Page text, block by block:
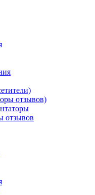
отзывов)
отзывов